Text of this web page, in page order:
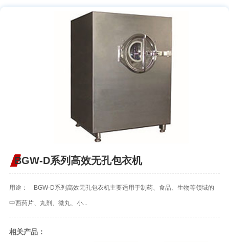
kaiyun·开云(中国)官方网站-kaiyun.com
BGW-D系列高效无孔包衣机
用途： BGW-D系列高效无孔包衣机主要适用于制药、食品、生物等领域的
中西药片、丸剂、微丸、小...
相关产品：